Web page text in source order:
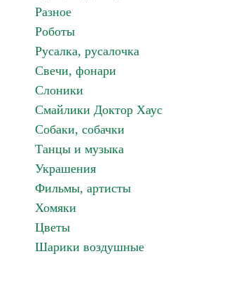
Разное
Роботы
Русалка, русалочка
Свечи, фонари
Слоники
Смайлики Доктор Хаус
Собаки, собачки
Танцы и музыка
Украшения
Фильмы, артисты
Хомяки
Цветы
Шарики воздушные